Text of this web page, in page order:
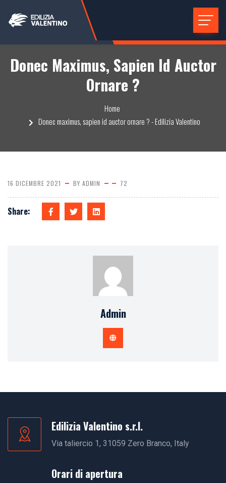
Donec Maximus, Sapien Id Auctor
Ornare ?
Home
Donec maximus, sapien id auctor ornare ? - Edilizia Valentino
16 DICEMBRE 2021 BY ADMIN 72
Share:
Admin
Edilizia Valentino s.r.l.
Via taliercio 1, 31059 Zero Branco, Italy
Orari di apertura